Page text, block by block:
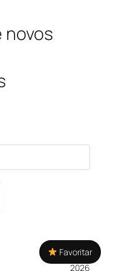
novos
2026
Favoritar